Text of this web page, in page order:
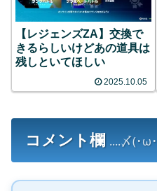
【レジェンズZA】交換で
きるらしいけどあの道具は
残しといてほしい
2025.10.05
コメント欄 ....〆(･ω